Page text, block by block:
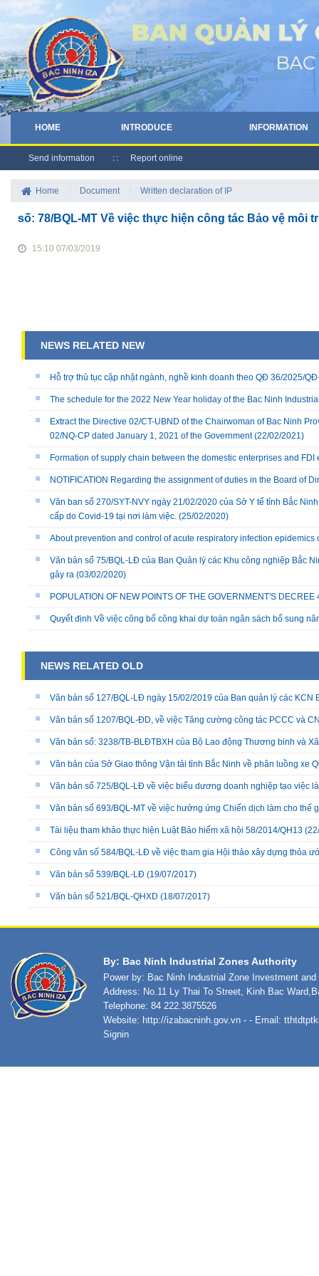
HOME INTRODUCE INFORMATION
Send information Report online
Home Document Written declaration of IP
số: 78/BQL-MT Về việc thực hiện công tác Bảo vệ môi
15:10 07/03/2019
NEWS RELATED NEW
Hỗ trợ thủ tục cập nhật ngành, nghề kinh doanh theo QĐ 36/2025/
The schedule for the 2022 New Year holiday of the Bac Ninh
Extract the Directive 02/CT-UBND of the Chairwoman of Bac Ninh
02/NQ-CP dated January 1, 2021 of the Government(22/02/2021)
Formation of supply chain between the domestic enterprises and FDI
NOTIFICATION Regarding the assignment of duties in the Board of
Văn ban số 270/SYT-NVY ngày 21/02/2020 của Sở Y tế tỉnh Bắc
cấp do Covid-19 tại nơi làm việc. (25/02/2020)
About prevention and control of acute respiratory infection epidemics
Văn bản số 75/BQL-LĐ của Ban Quản lý các Khu công nghiệp Bắc
gây ra (03/02/2020)
POPULATION OF NEW POINTS OF THE GOVERNMENT'S
Quyết định Về việc công bố công khai dự toán ngân sách bổ sung
NEWS RELATED OLD
Văn bản số 127/BQL-LĐ ngày 15/02/2019 của Ban quản lý các KCN
Văn bản số 1207/BQL-ĐD, về việc Tăng cường công tác PCCC và
Văn bản số: 3238/TB-BLĐTBXH của Bộ Lao động Thương binh và
Văn bản của Sở Giao thông Vận tải tỉnh Bắc Ninh về phân luồng xe
Văn bản số 725/BQL-LĐ về việc biểu dương doanh nghiệp tạo việc
Văn bản số 693/BQL-MT về việc hưởng ứng Chiến dịch làm cho thế
Tài liệu tham khảo thực hiện Luật Bảo hiểm xã hội 58/2014/QH13
Công văn số 584/BQL-LĐ về việc tham gia Hội thảo xây dựng thỏa
Văn bản số 539/BQL-LĐ (19/07/2017)
Văn bản số 521/BQL-QHXD (18/07/2017)
By: Bac Ninh Industrial Zones Authority
Power by: Bac Ninh Industrial Zone Investment
Address: No.11 Ly Thai To Street, Kinh Bac
Telephone: 84 222.3875526
Website: http://izabacninh.gov.vn - - Email:
Signin